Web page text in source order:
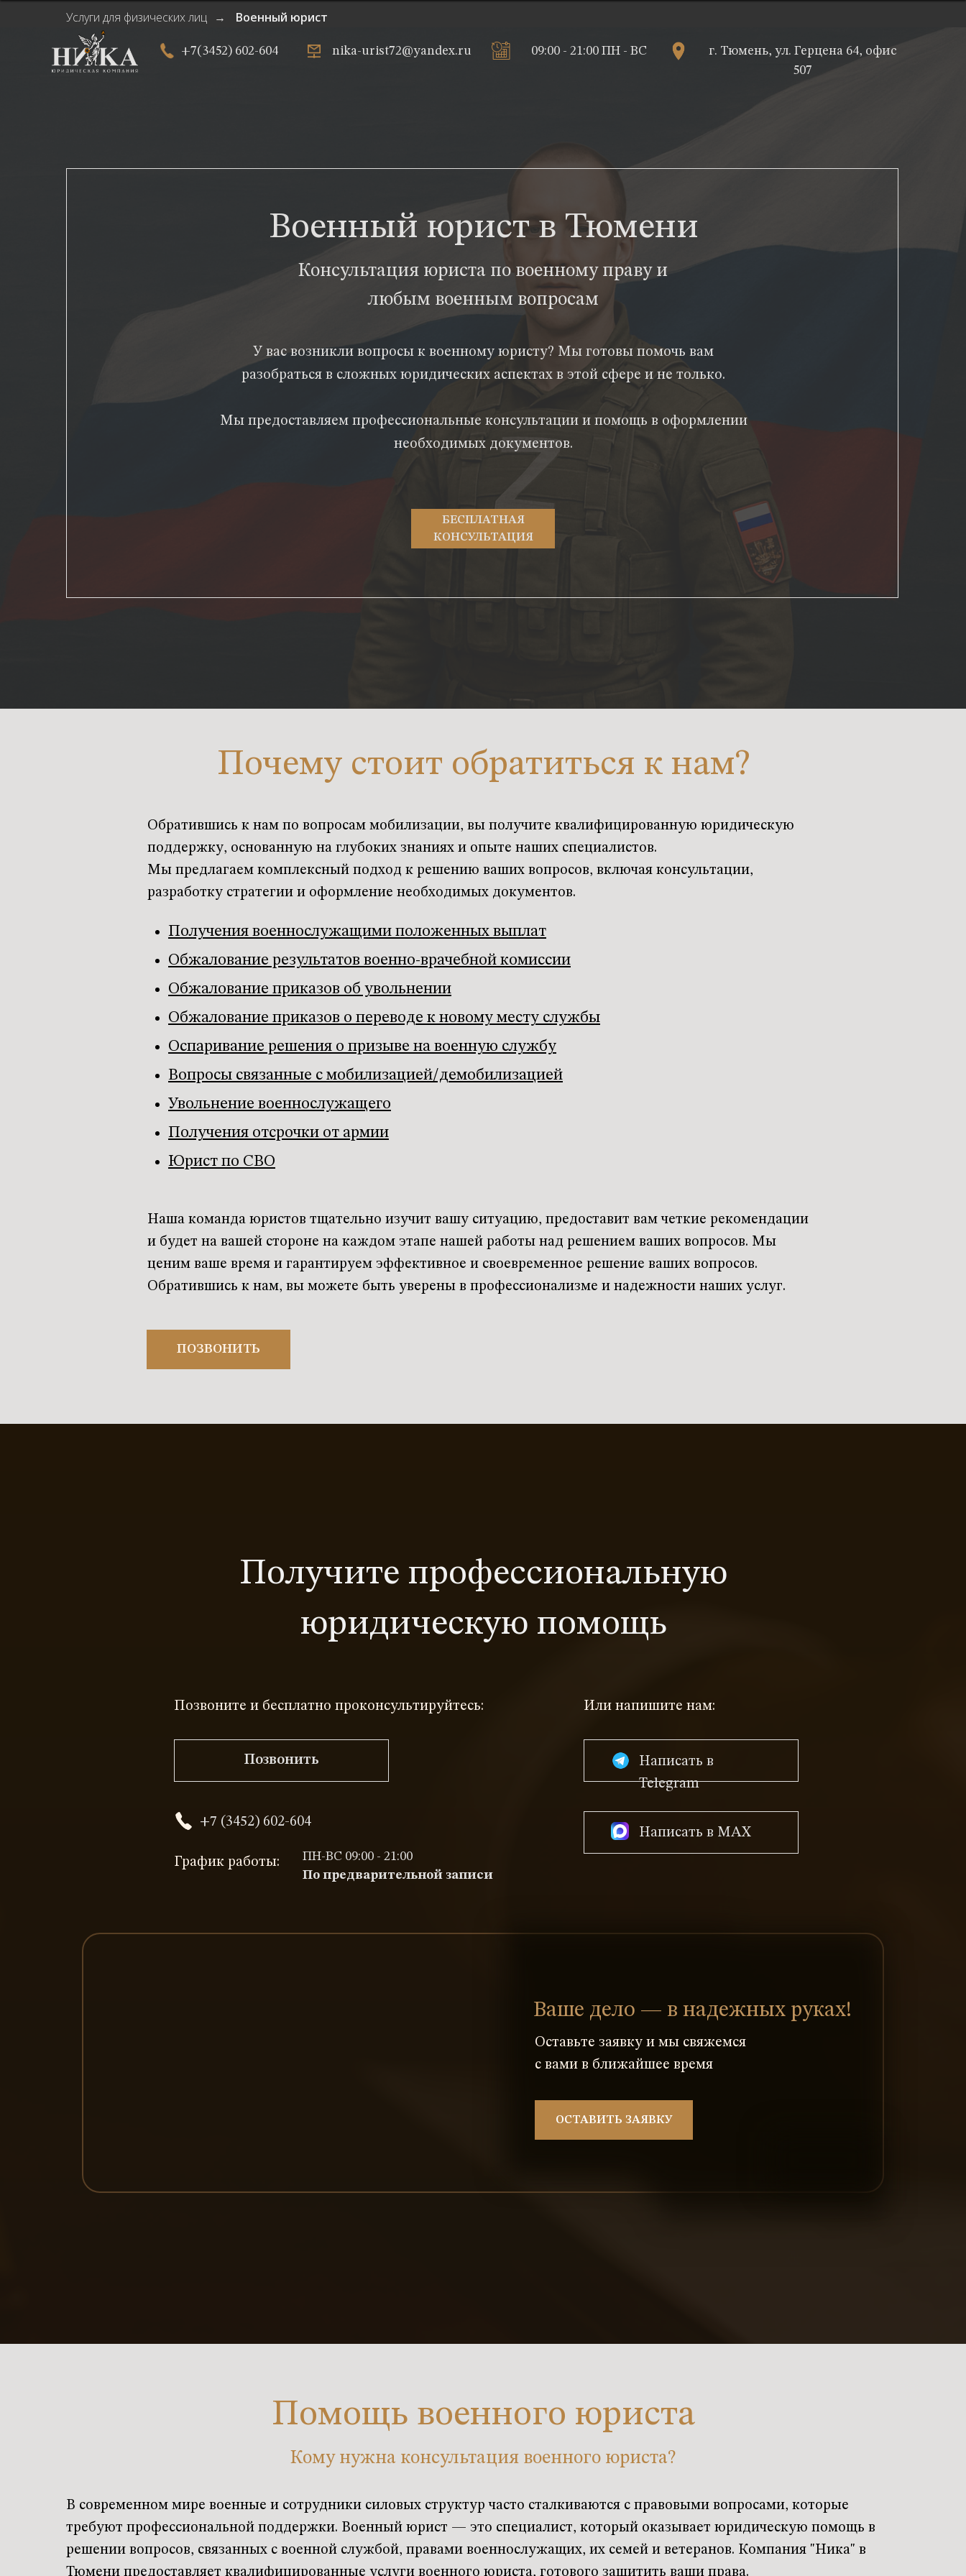
Услуги для физических лиц → Военный юрист
У вас возникли вопросы к военному юристу? Мы готовы помочь вам
разобраться в сложных юридических аспектах в этой сфере и не только.
Мы предоставляем профессиональные консультации и помощь в оформлении
необходимых документов.
Военный юрист в Тюмени
БЕСПЛАТНАЯ
КОНСУЛЬТАЦИЯ
Консультация юриста по военному праву и
любым военным вопросам
+7(3452) 602-604 nika-urist72@yandex.ru
г. Тюмень, ул. Герцена 64, офис
507
09:00 - 21:00 ПН - ВС
Почему стоит обратиться к нам?
Наша команда юристов тщательно изучит вашу ситуацию, предоставит вам четкие рекомендации
и будет на вашей стороне на каждом этапе нашей работы над решением ваших вопросов. Мы
ценим ваше время и гарантируем эффективное и своевременное решение ваших вопросов.
Обратившись к нам, вы можете быть уверены в профессионализме и надежности наших услуг.
ПОЗВОНИТЬ
Получения военнослужащими положенных выплат
Обжалование результатов военно-врачебной комиссии
Обжалование приказов об увольнении
Обжалование приказов о переводе к новому месту службы
Обратившись к нам по вопросам мобилизации, вы получите квалифицированную юридическую
поддержку, основанную на глубоких знаниях и опыте наших специалистов.
Мы предлагаем комплексный подход к решению ваших вопросов, включая консультации,
разработку стратегии и оформление необходимых документов.
Оспаривание решения о призыве на военную службу
Вопросы связанные с мобилизацией/демобилизацией
Увольнение военнослужащего
Получения отсрочки от армии
Юрист по СВО
Получите профессиональную
юридическую помощь
Позвоните и бесплатно проконсультируйтесь:
+7 (3452) 602-604
Или напишите нам:
График работы:
ПН-ВС 09:00 - 21:00
По предварительной записи
Позвонить
Написать в MAX
Написать в
Telegram
Ваше дело — в надежных руках!
Оставьте заявку и мы свяжемся
с вами в ближайшее время
ОСТАВИТЬ ЗАЯВКУ
Помощь военного юриста
Кому нужна консультация военного юриста?
В современном мире военные и сотрудники силовых структур часто сталкиваются с правовыми вопросами, которые
требуют профессиональной поддержки. Военный юрист — это специалист, который оказывает юридическую помощь в
решении вопросов, связанных с военной службой, правами военнослужащих, их семей и ветеранов. Компания "Ника" в
Тюмени предоставляет квалифицированные услуги военного юриста, готового защитить ваши права.